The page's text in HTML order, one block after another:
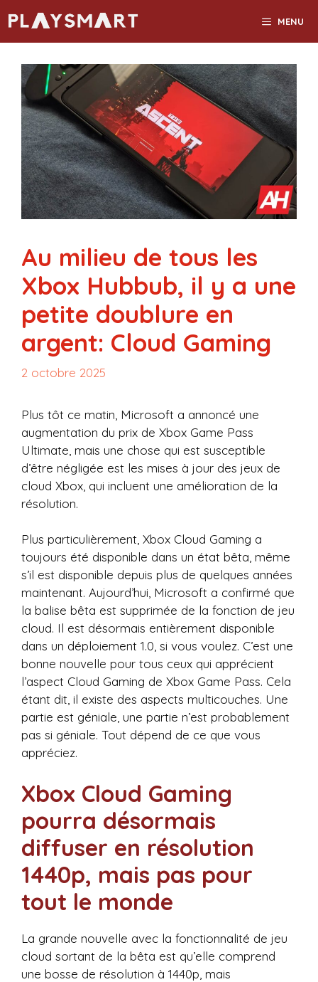
au
contenu
MENU
Au milieu de tous les
Xbox Hubbub, il y a une
petite doublure en
argent: Cloud Gaming
2 octobre 2025
Plus tôt ce matin, Microsoft a annoncé une
augmentation du prix de Xbox Game Pass
Ultimate, mais une chose qui est susceptible
d’être négligée est les mises à jour des jeux de
cloud Xbox, qui incluent une amélioration de la
résolution.
Plus particulièrement, Xbox Cloud Gaming a
toujours été disponible dans un état bêta, même
s’il est disponible depuis plus de quelques années
maintenant. Aujourd’hui, Microsoft a confirmé que
la balise bêta est supprimée de la fonction de jeu
cloud. Il est désormais entièrement disponible
dans un déploiement 1.0, si vous voulez. C’est une
bonne nouvelle pour tous ceux qui apprécient
l’aspect Cloud Gaming de Xbox Game Pass. Cela
étant dit, il existe des aspects multicouches. Une
partie est géniale, une partie n’est probablement
pas si géniale. Tout dépend de ce que vous
appréciez.
Xbox Cloud Gaming
pourra désormais
diffuser en résolution
1440p, mais pas pour
tout le monde
La grande nouvelle avec la fonctionnalité de jeu
cloud sortant de la bêta est qu’elle comprend
une bosse de résolution à 1440p, mais